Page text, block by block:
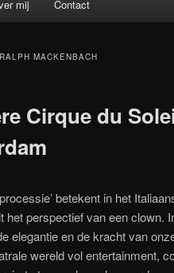
de primaire inhoud
de secundaire inhoud
mij Contact
RALPH MACKENBACH
Cirque du
betekent in het
het perspectief van een clown.
elegantie en de kracht van
wereld vol entertainment,